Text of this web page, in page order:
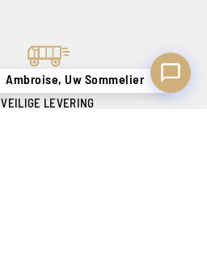
VEILIGE LEVERING
Ambroise, Uw Sommelier